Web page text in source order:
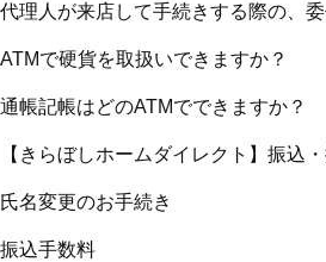
代理人が来店して手続きする際の、
ATMで硬貨を取扱いできますか？
通帳記帳はどのATMでできますか？
【きらぼしホームダイレクト】振込
氏名変更のお手続き
振込手数料